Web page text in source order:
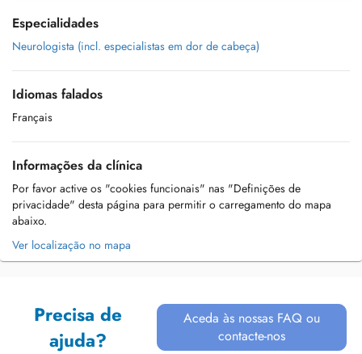
Especialidades
Neurologista (incl. especialistas em dor de cabeça)
Idiomas falados
Français
Informações da clínica
Por favor active os "cookies funcionais" nas "Definições de
privacidade" desta página para permitir o carregamento do mapa
abaixo.
Ver localização no mapa
Precisa de
ajuda?
Aceda às nossas FAQ ou
contacte-nos